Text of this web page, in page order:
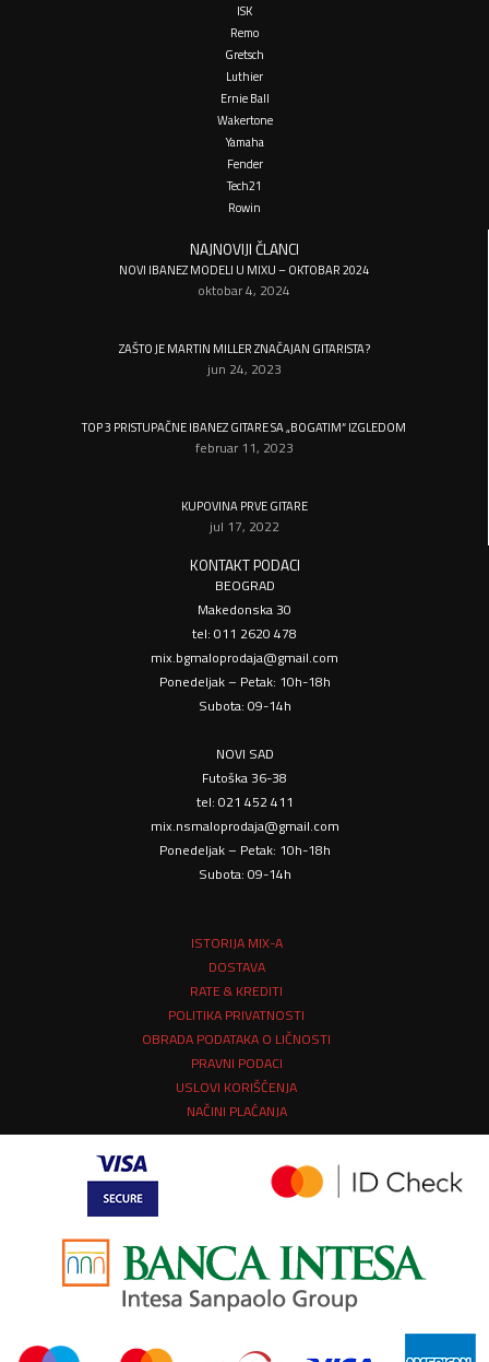
ISK
Remo
Gretsch
Luthier
Ernie Ball
Wakertone
Yamaha
Fender
Tech21
Rowin
NAJNOVIJI ČLANCI
NOVI IBANEZ MODELI U MIXU – OKTOBAR 2024
oktobar 4, 2024
ZAŠTO JE MARTIN MILLER ZNAČAJAN GITARISTA?
jun 24, 2023
TOP 3 PRISTUPAČNE IBANEZ GITARE SA „BOGATIM“ IZGLEDOM
februar 11, 2023
KUPOVINA PRVE GITARE
jul 17, 2022
KONTAKT PODACI
BEOGRAD
Makedonska 30
tel: 011 2620 478
mix.bgmaloprodaja@gmail.com
Ponedeljak – Petak: 10h-18h
Subota: 09-14h
NOVI SAD
Futoška 36-38
tel: 021 452 411
mix.nsmaloprodaja@gmail.com
Ponedeljak – Petak: 10h-18h
Subota: 09-14h
ISTORIJA MIX-A
DOSTAVA
RATE & KREDITI
POLITIKA PRIVATNOSTI
OBRADA PODATAKA O LIČNOSTI
PRAVNI PODACI
USLOVI KORIŠĆENJA
NAČINI PLAĆANJA